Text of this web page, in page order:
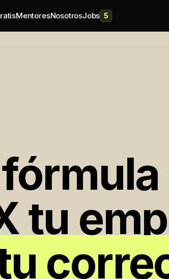
MentoresNosotrosJobs 5
tu